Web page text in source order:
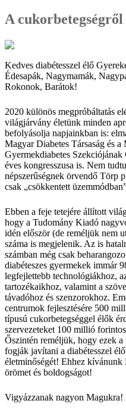
A cukorbetegségről
Kedves diabétesszel élő
Édesapák, Nagymamák,
Rokonok, Barátok!
2020 különös megpróbáltatás
világjárvány életünk minden
befolyásolja napjainkban is:
Magyar Diabetes Társaság és
Gyermekdiabetes
éves kongresszusa is. Nem
népszerűségnek örvendő Törp
csak „csökkentett
Ebben a feje tetejére állított
hogy a Tudomány Kiadó
idén először (de reméljük nem
száma is megjelenik. Az is
számban még csak
diabéteszes gyermekek immár
legfejlettebb technológiákhoz,
tartozékaikhoz, valamint a
távadóhoz és szenzorokhoz.
centrumok fejlesztésére 500
típusú cukorbetegséggel élők
szervezeteket 100 millió
Őszintén reméljük, hogy ezek
fogják javítani a diabétesszel
életminőségét! Ehhez
örömet és boldogságot!
Vigyázzanak nagyon Magukra!